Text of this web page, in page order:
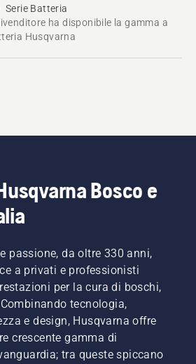
Serie Batteria
ha disponibile la gamma a
Husqvarna
Bosco e
passione, da oltre 330 anni,
a privati e professionisti
per la cura di boschi,
tecnologia,
e design, Husqvarna offre
crescente gamma di
tra queste spiccano